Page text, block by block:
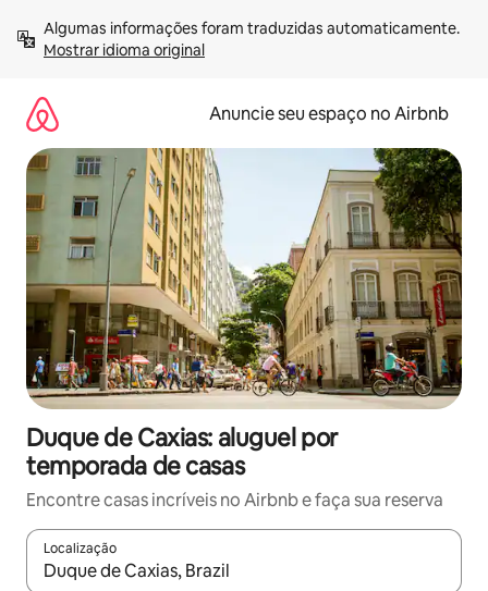
para
Mostrar idioma original
Anuncie seu espaço no Airbnb
Duque de Caxias: aluguel por
temporada de casas
Encontre casas incríveis no Airbnb e faça sua reserva
Localização
Quando os resultados estiverem disponíveis, explore-os